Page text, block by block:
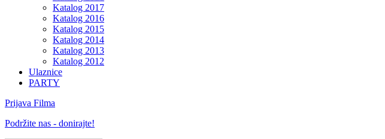
Katalog 2017
Katalog 2016
Katalog 2015
Katalog 2014
Katalog 2013
Katalog 2012
Ulaznice
PARTY
Prijava Filma
Podržite nas - donirajte!